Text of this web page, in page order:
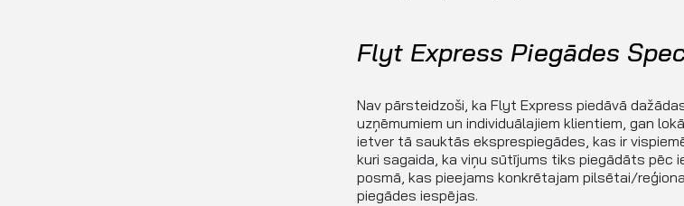
Flyt Express Piegādes
Nav pārsteidzoši, ka Flyt Express piedāvā
uzņēmumiem un individuālajiem klientiem, gan
ietver tā sauktās eksprespiegādes, kas ir
kuri sagaida, ka viņu sūtījums tiks piegādāts pēc
posmā, kas pieejams konkrētajam pilsētai/
piegādes iespējas.